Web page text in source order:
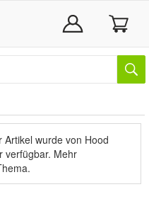
Artikel wurde von Hood
verfügbar. Mehr